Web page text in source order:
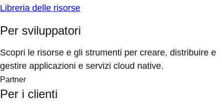
Libreria delle risorse
Per sviluppatori
Scopri le risorse e gli strumenti per creare, distribuire e
gestire applicazioni e servizi cloud native.
Partner
Per i clienti